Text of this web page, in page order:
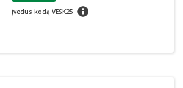
Įvedus kodą VESK25 patarimas